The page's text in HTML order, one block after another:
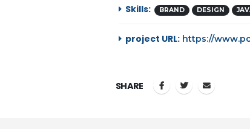
Skills: BRAND DESIGN
project URL: https://
SHARE